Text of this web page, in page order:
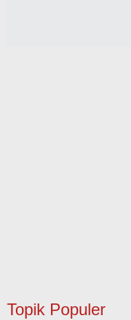
Topik Populer